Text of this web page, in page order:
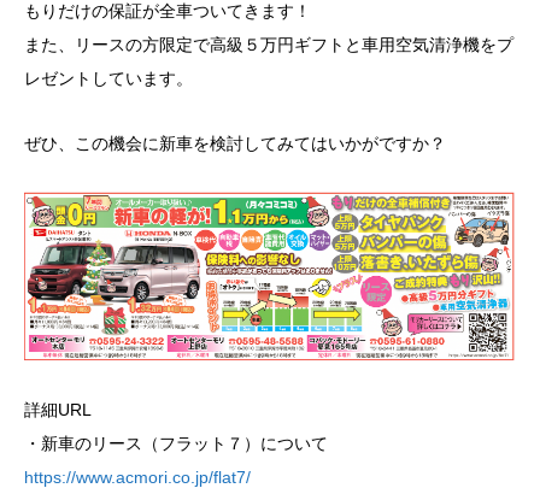
もりだけの保証が全車ついてきます！
また、リースの方限定で高級５万円ギフトと車用空気清浄機をプ
レゼントしています。
ぜひ、この機会に新車を検討してみてはいかがですか？
詳細URL
・新車のリース（フラット７）について
https://www.acmori.co.jp/flat7/